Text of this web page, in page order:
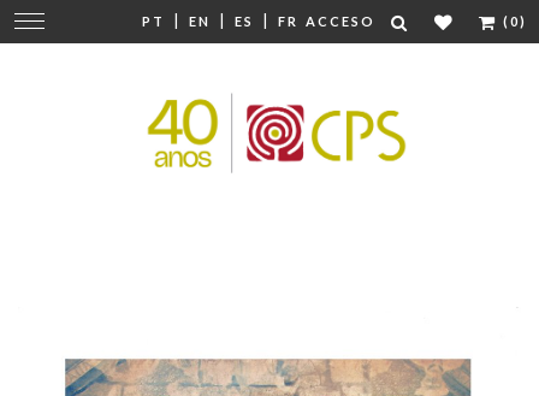
PT | EN | ES | FR ACCESO (0)
Cambiar
navegación